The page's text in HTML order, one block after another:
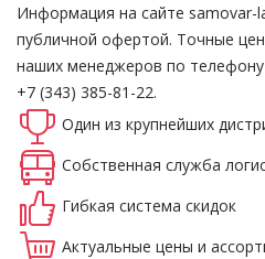
Информация на сайте samovar-
публичной офертой. Точные
наших менеджеров по телефону
+7 (343) 385-81-22.
Один из крупнейших
Собственная служба
Гибкая система скидок
Актуальные цены и